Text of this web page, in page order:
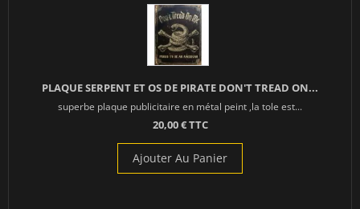
PLAQUE SERPENT ET OS DE PIRATE DON'T TREAD ON...
superbe plaque publicitaire en métal peint ,la tole est...
20,00 € TTC
Ajouter Au Panier